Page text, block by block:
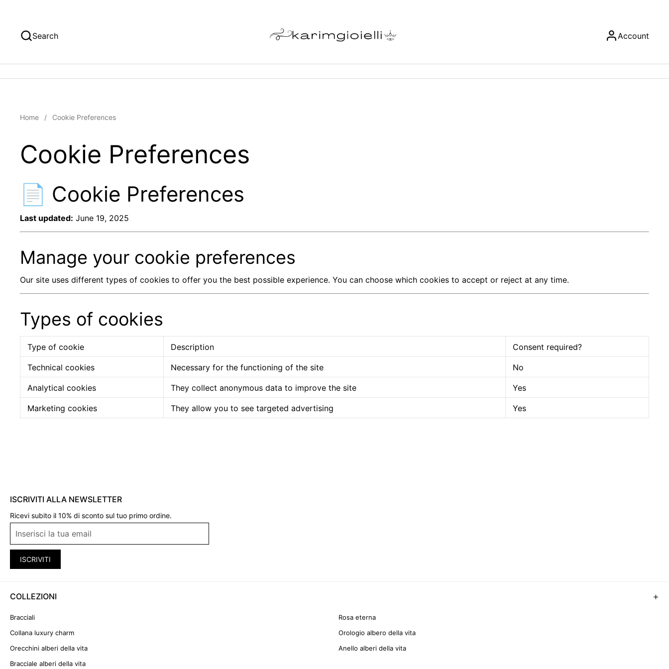
Search Account
Home / Cookie Preferences
Cookie Preferences
📄 Cookie Preferences
Last updated: June 19, 2025
Manage your cookie preferences
Our site uses different types of cookies to offer you the best possible experience. You can choose which cookies to accept or reject at any time.
Types of cookies
Type of cookie Description Consent required?
Technical cookies Necessary for the functioning of the site No
Analytical cookies They collect anonymous data to improve the site Yes
Marketing cookies They allow you to see targeted advertising Yes
ISCRIVITI ALLA NEWSLETTER
Ricevi subito il 10% di sconto sul tuo primo ordine.
ISCRIVITI
COLLEZIONI +
Bracciali
Rosa eterna
Collana luxury charm
Orologio albero della vita
Orecchini alberi della vita
Anello alberi della vita
Bracciale alberi della vita